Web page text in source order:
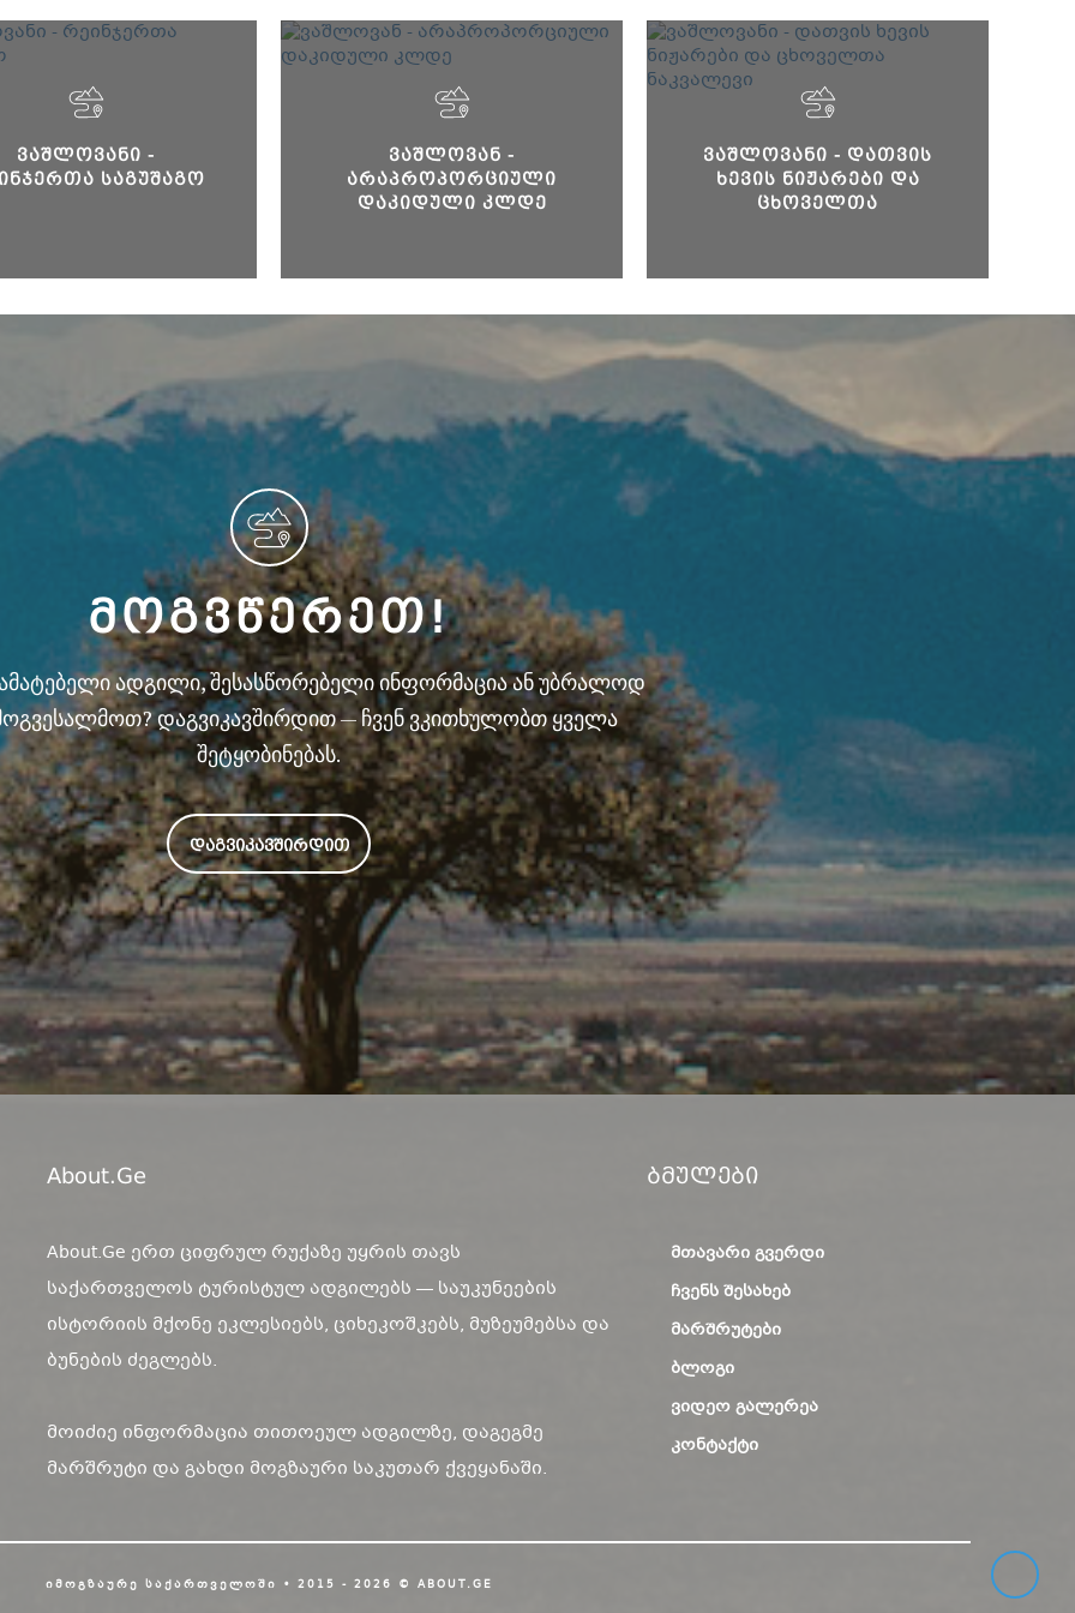
ᲕᲐᲨᲚᲝᲕᲐᲜᲘ -
ᲡᲐᲒᲣᲨᲐᲒᲝ
ᲕᲐᲨᲚᲝᲕᲐᲜ -
ᲐᲠᲐᲞᲠᲝᲞᲝᲠᲪᲘᲣᲚᲘ
ᲓᲐᲙᲘᲓᲣᲚᲘ ᲙᲚᲓᲔ
ᲕᲐᲨᲚᲝᲕᲐᲜᲘ - ᲓᲐᲗᲕᲘᲡ
ᲮᲔᲕᲘᲡ ᲜᲘᲟᲐᲠᲔᲑᲘ ᲓᲐ
ᲪᲮᲝᲕᲔᲚᲗᲐ
ᲛᲝᲒᲕᲬᲔᲠᲔᲗ!
ადგილი, შესასწორებელი ინფორმაცია ან უბრალოდ
დაგვიკავშირდით — ჩვენ ვკითხულობთ ყველა
შეტყობინებას.
ᲓᲐᲒᲕᲘᲙᲐᲕᲨᲘᲠᲓᲘᲗ
About.ge
About.Ge ერთ ციფრულ რუქაზე უყრის თავს
საქართველოს ტურისტულ ადგილებს — საუკუნეების
ისტორიის მქონე ეკლესიებს, ციხეკოშკებს, მუზეუმებსა და
ბუნების ძეგლებს.
მოიძიე ინფორმაცია თითოეულ ადგილზე, დაგეგმე
მარშრუტი და გახდი მოგზაური საკუთარ ქვეყანაში.
Ბმულები
ᲛᲗᲐᲕᲐᲠᲘ ᲒᲕᲔᲠᲓᲘ
ᲩᲕᲔᲜᲡ ᲨᲔᲡᲐᲮᲔᲑ
ᲛᲐᲠᲨᲠᲣᲢᲔᲑᲘ
ᲑᲚᲝᲒᲘ
ᲕᲘᲓᲔᲝ ᲒᲐᲚᲔᲠᲔᲐ
ᲙᲝᲜᲢᲐᲥᲢᲘ
ᲘᲛᲝᲒᲖᲐᲣᲠᲔ ᲡᲐᲥᲐᲠᲗᲕᲔᲚᲝᲨᲘ • 2015 - 2026 © ABOUT.GE